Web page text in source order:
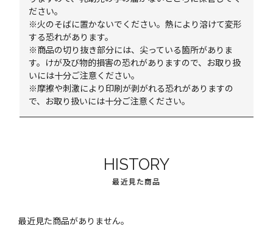
ださい。
※火のそばに置かないでください。熱により溶けて変形
する恐れがあります。
※商品の切り抜き部分には、尖っている箇所がありま
す。けが及び物的損害の恐れがありますので、お取り扱
いには十分ご注意ください。
※摩擦や刺激により印刷が剥がれる恐れがありますの
で、お取り扱いには十分ご注意ください。
HISTORY
最近見た商品
最近見た商品がありません。